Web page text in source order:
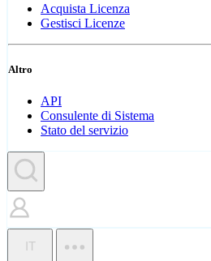
Acquista Licenza
Gestisci Licenze
Altro
API
Consulente di Sistema
Stato del servizio
IT